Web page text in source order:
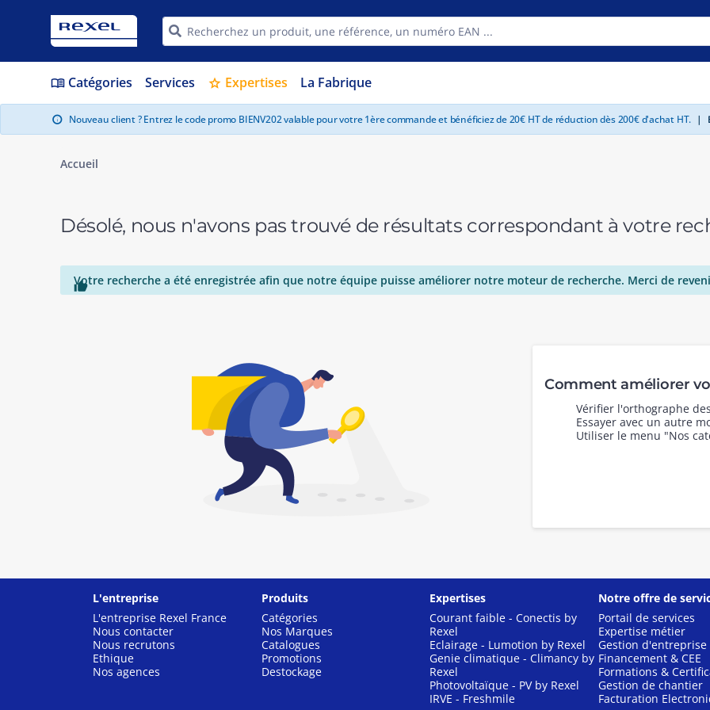
menu_book Catégories Services star Expertises La Fabrique
info Nouveau client ? Entrez le code promo BIENV202 valable pour votre 1ère commande et bénéficiez de 20€ HT de réduction dès 200€ d'achat HT. |
Accueil
Désolé, nous n'avons pas trouvé de résultats correspondant à votre

Votre recherche a été enregistrée afin que notre équipe puisse améliorer notre moteur de recherche. Merci de
Comment améliorer
Vérifier l'orthographe
Essayer avec un autre
Utiliser le menu "Nos
L'entreprise
L'entreprise Rexel France
Nous contacter
Nous recrutons
Ethique
Nos agences
Produits
Catégories
Nos Marques
Catalogues
Promotions
Destockage
Expertises
Courant faible - Conectis by
Rexel
Eclairage - Lumotion by Rexel
Genie climatique - Climancy by
Rexel
Photovoltaïque - PV by Rexel
IRVE - Freshmile
Notre offre de
Portail de services
Expertise métier
Gestion d'entreprise
Financement & CEE
Formations &
Gestion de chantier
Facturation